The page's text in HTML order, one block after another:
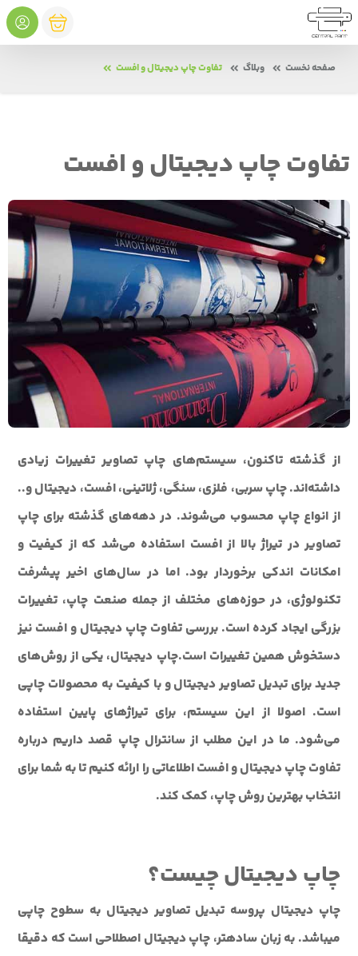
صفحه نخست وبلاگ تفاوت چاپ دیجیتال و افست
تفاوت چاپ دیجیتال و افست
از گذشته تاکنون، سیستم‌های چاپ تصاویر تغییرات زیادی
داشته‌اند. چاپ‌ سربی، فلزی، سنگی، ژلاتینی، افست، دیجیتال و..
از انواع چاپ‌ محسوب می‌شوند. در دهه‌های گذشته برای چاپ
تصاویر در تیراژ بالا از افست استفاده می‌شد که از کیفیت و
امکانات اندکی برخوردار بود. اما در سال‌های اخیر پیشرفت
تکنولوژی، در حوزه‌های مختلف از جمله صنعت چاپ، تغییرات
بزرگی ایجاد کرده است. بررسی تفاوت چاپ دیجیتال و افست نیز
دستخوش همین تغییرات است.چاپ دیجیتال، یکی از روش‌های
جدید برای تبدیل تصاویر دیجیتال و با کیفیت به محصولات چاپی
است. اصولا از این سیستم، برای تیراژ‌های پایین استفاده
می‌شود. ما در این مطلب از سانترال چاپ قصد داریم درباره
تفاوت چاپ دیجیتال و افست اطلاعاتی را ارائه کنیم تا به شما برای
انتخاب بهترین روش چاپ، کمک کند.
چاپ دیجیتال چیست؟
چاپ دیجیتال پروسه تبدیل تصاویر دیجیتال به سطوح چاپی
می‎باشد. به زبان ساده‎تر، چاپ دیجیتال اصطلاحی است که دقیقا